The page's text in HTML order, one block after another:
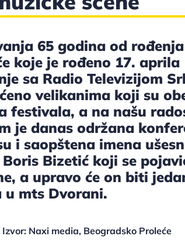
65 godina od
koje je rođeno 17.
sa Radio Televizijom
velikanima koji su
festivala, a na našu
je danas održana
i saopštena imena
Bizetić koji se
a upravo će on biti
u mts Dvorani.
Naxi media, Beogradsko Proleće